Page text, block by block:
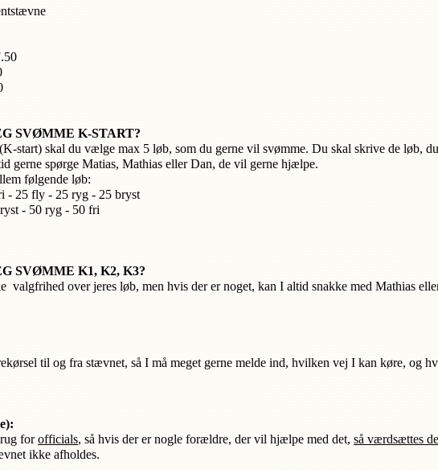
SVØMME K-START?
start) skal du vælge max 5 løb, som du gerne vil svømme. Du skal skrive de løb,
gerne spørge Matias, Mathias eller Dan, de vil gerne hjælpe.
følgende løb:
- 25 fly - 25 ryg - 25 bryst
- 50 ryg - 50 fri
SVØMME K1, K2, K3?
valgfrihed over jeres løb, men hvis der er noget, kan I altid snakke med Mathias
til og fra stævnet, så I må meget gerne melde ind, hvilken vej I kan køre, og
for officials, så hvis der er nogle forældre, der vil hjælpe med det, så værdsættes
ikke afholdes.